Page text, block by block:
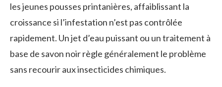
les jeunes pousses printanières, affaiblissant la
croissance si l’infestation n’est pas contrôlée
rapidement. Un jet d’eau puissant ou un traitement à
base de savon noir règle généralement le problème
sans recourir aux insecticides chimiques.